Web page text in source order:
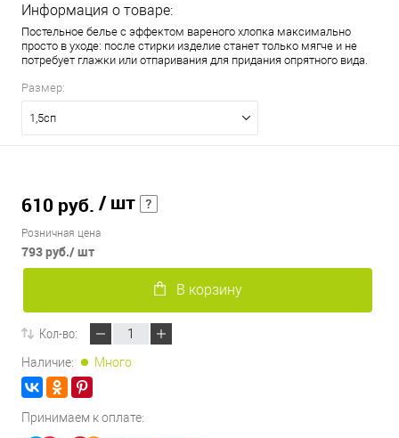
Информация о товаре:
Постельное белье с эффектом вареного хлопка максимально
просто в уходе: после стирки изделие станет только мягче и не
потребует глажки или отпаривания для придания опрятного вида.
Размер:
1,5сп
610 руб. / шт
Розничная цена
793 руб./ шт
В корзину
Кол-во:
Наличие: Много
Принимаем к оплате: